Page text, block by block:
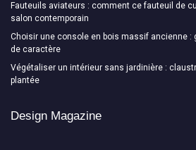
Fauteuils aviateurs : comment ce fauteuil de
salon contemporain
Choisir une console en bois massif ancienne :
de caractère
Végétaliser un intérieur sans jardinière :
plantée
Design Magazine